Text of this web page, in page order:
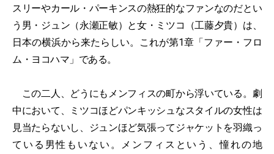
スリーやカール・パーキンスの熱狂的なファンなのだとい
う男・ジュン（永瀬正敏）と女・ミツコ（工藤夕貴）は、
日本の横浜から来たらしい。これが第1章「ファー・フロ
ム・ヨコハマ」である。
この二人、どうにもメンフィスの町から浮いている。劇
中において、ミツコほどパンキッシュなスタイルの女性は
見当たらないし、ジュンほど気張ってジャケットを羽織っ
ている男性もいない。メンフィスという、憧れの地